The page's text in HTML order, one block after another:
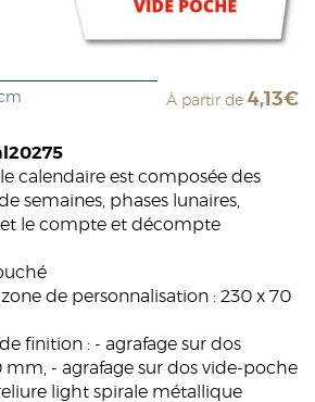
À partir de 4,13€
calendaire est composée des
semaines, phases lunaires,
et le compte et décompte
de personnalisation : 230 x 70
finition : - agrafage sur dos
mm, - agrafage sur dos vide-poche
light spirale métallique